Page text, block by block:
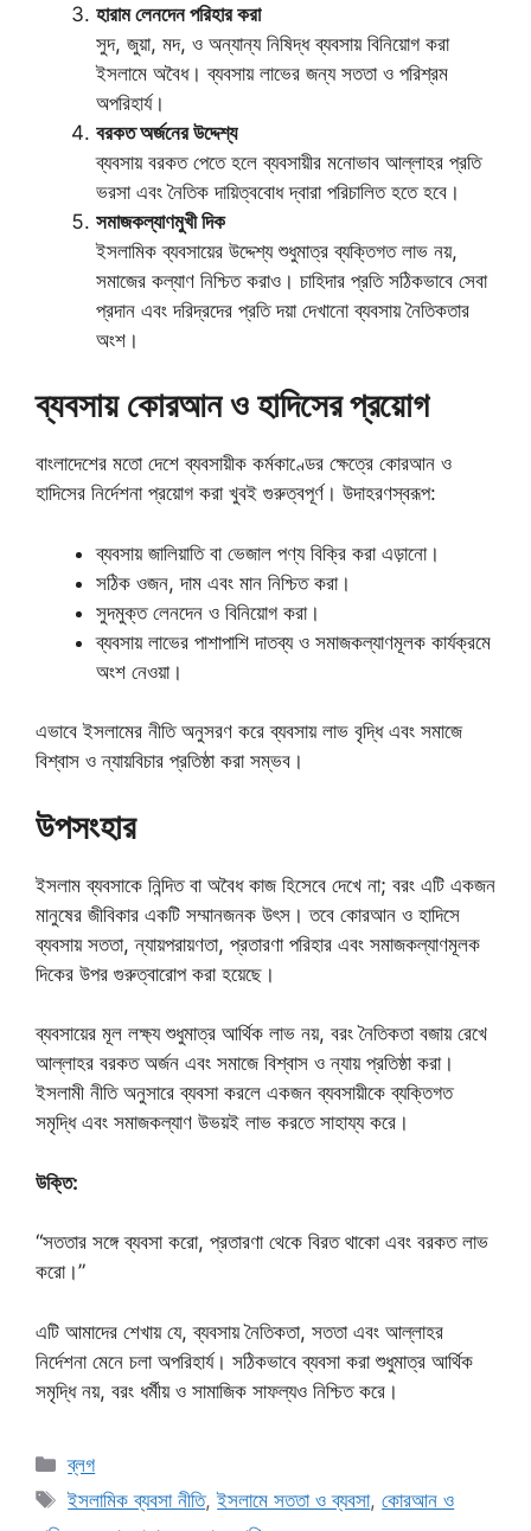
হারাম লেনদেন পরিহার করা
সুদ, জুয়া, মদ, ও অন্যান্য নিষিদ্ধ ব্যবসায় বিনিয়োগ করা
ইসলামে অবৈধ। ব্যবসায় লাভের জন্য সততা ও পরিশ্রম
অপরিহার্য।
বরকত অর্জনের উদ্দেশ্য
ব্যবসায় বরকত পেতে হলে ব্যবসায়ীর মনোভাব আল্লাহর প্রতি
ভরসা এবং নৈতিক দায়িত্ববোধ দ্বারা পরিচালিত হতে হবে।
সমাজকল্যাণমুখী দিক
ইসলামিক ব্যবসায়ের উদ্দেশ্য শুধুমাত্র ব্যক্তিগত লাভ নয়,
সমাজের কল্যাণ নিশ্চিত করাও। চাহিদার প্রতি সঠিকভাবে সেবা
প্রদান এবং দরিদ্রদের প্রতি দয়া দেখানো ব্যবসায় নৈতিকতার
অংশ।
ব্যবসায় কোরআন ও হাদিসের প্রয়োগ
বাংলাদেশের মতো দেশে ব্যবসায়ীক কর্মকাণ্ডের ক্ষেত্রে কোরআন ও
হাদিসের নির্দেশনা প্রয়োগ করা খুবই গুরুত্বপূর্ণ। উদাহরণস্বরূপ:
ব্যবসায় জালিয়াতি বা ভেজাল পণ্য বিক্রি করা এড়ানো।
সঠিক ওজন, দাম এবং মান নিশ্চিত করা।
সুদমুক্ত লেনদেন ও বিনিয়োগ করা।
ব্যবসায় লাভের পাশাপাশি দাতব্য ও সমাজকল্যাণমূলক কার্যক্রমে
অংশ নেওয়া।
এভাবে ইসলামের নীতি অনুসরণ করে ব্যবসায় লাভ বৃদ্ধি এবং সমাজে
বিশ্বাস ও ন্যায়বিচার প্রতিষ্ঠা করা সম্ভব।
উপসংহার
ইসলাম ব্যবসাকে নিন্দিত বা অবৈধ কাজ হিসেবে দেখে না; বরং এটি একজন
মানুষের জীবিকার একটি সম্মানজনক উৎস। তবে কোরআন ও হাদিসে
ব্যবসায় সততা, ন্যায়পরায়ণতা, প্রতারণা পরিহার এবং সমাজকল্যাণমূলক
দিকের উপর গুরুত্বারোপ করা হয়েছে।
ব্যবসায়ের মূল লক্ষ্য শুধুমাত্র আর্থিক লাভ নয়, বরং নৈতিকতা বজায় রেখে
আল্লাহর বরকত অর্জন এবং সমাজে বিশ্বাস ও ন্যায় প্রতিষ্ঠা করা।
ইসলামী নীতি অনুসারে ব্যবসা করলে একজন ব্যবসায়ীকে ব্যক্তিগত
সমৃদ্ধি এবং সমাজকল্যাণ উভয়ই লাভ করতে সাহায্য করে।
উক্তি:
“সততার সঙ্গে ব্যবসা করো, প্রতারণা থেকে বিরত থাকো এবং বরকত লাভ
করো।”
এটি আমাদের শেখায় যে, ব্যবসায় নৈতিকতা, সততা এবং আল্লাহর
নির্দেশনা মেনে চলা অপরিহার্য। সঠিকভাবে ব্যবসা করা শুধুমাত্র আর্থিক
সমৃদ্ধি নয়, বরং ধর্মীয় ও সামাজিক সাফল্যও নিশ্চিত করে।
Categories
ব্লগ
Tags
ইসলামিক ব্যবসা নীতি,ইসলামে সততা ও ব্যবসা,কোরআন ও